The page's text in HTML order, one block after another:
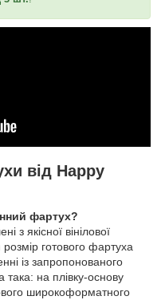
від Happy
фартух?
з якісної вінілової
готового фартуха
із запропонованого
така: на плівку-основу
широкоформатного